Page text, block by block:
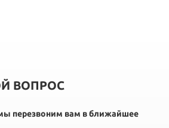
ВОПРОС
мы перезвоним вам в ближайшее